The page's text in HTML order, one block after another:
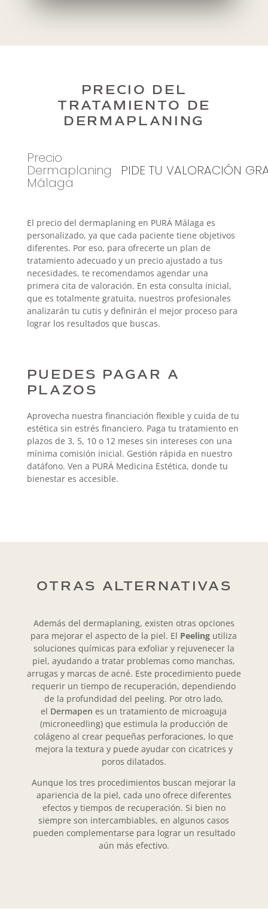
PRECIO DEL
TRATAMIENTO DE
DERMAPLANING
Precio
Dermaplaning
Málaga
PIDE TU VALORACIÓN
El precio del dermaplaning en PURÄ Málaga es
personalizado, ya que cada paciente tiene objetivos
diferentes. Por eso, para ofrecerte un plan de
tratamiento adecuado y un precio ajustado a tus
necesidades, te recomendamos agendar una
primera cita de valoración. En esta consulta inicial,
que es totalmente gratuita, nuestros profesionales
analizarán tu cutis y definirán el mejor proceso para
lograr los resultados que buscas.
PUEDES PAGAR A
PLAZOS
Aprovecha nuestra financiación flexible y cuida de tu
estética sin estrés financiero. Paga tu tratamiento en
plazos de 3, 5, 10 o 12 meses sin intereses con una
mínima comisión inicial. Gestión rápida en nuestro
datáfono. Ven a PURÄ Medicina Estética, donde tu
bienestar es accesible.
OTRAS ALTERNATIVAS
Además del dermaplaning, existen otras opciones
para mejorar el aspecto de la piel. El Peeling utiliza
soluciones químicas para exfoliar y rejuvenecer la
piel, ayudando a tratar problemas como manchas,
arrugas y marcas de acné. Este procedimiento puede
requerir un tiempo de recuperación, dependiendo
de la profundidad del peeling. Por otro lado,
el Dermapen es un tratamiento de microaguja
(microneedling) que estimula la producción de
colágeno al crear pequeñas perforaciones, lo que
mejora la textura y puede ayudar con cicatrices y
poros dilatados.
Aunque los tres procedimientos buscan mejorar la
apariencia de la piel, cada uno ofrece diferentes
efectos y tiempos de recuperación. Si bien no
siempre son intercambiables, en algunos casos
pueden complementarse para lograr un resultado
aún más efectivo.